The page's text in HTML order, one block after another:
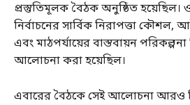
প্রস্তুতিমূলক বৈঠক অনুষ্ঠিত হয়েছিল।
নির্বাচনের সার্বিক নিরাপত্তা কৌশল,
এবং মাঠপর্যায়ের বাস্তবায়ন পরিকল্পনা
আলোচনা করা হয়েছিল।
এবারের বৈঠকে সেই আলোচনা আরও